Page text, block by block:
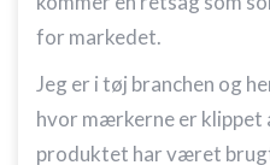
for markedet.
Jeg er i tøj branchen og
hvor mærkerne er klippet
produktet har været